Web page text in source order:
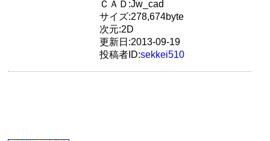
ＣＡＤ:Jw_cad
サイズ:278,674byte
次元:2D
更新日:2013-09-19
投稿者ID:sekkei510